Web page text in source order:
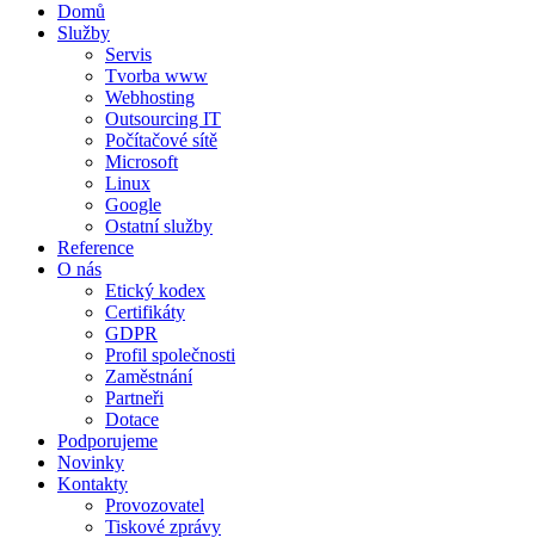
Domů
Služby
Servis
Tvorba www
Webhosting
Outsourcing IT
Počítačové sítě
Microsoft
Linux
Google
Ostatní služby
Reference
O nás
Etický kodex
Certifikáty
GDPR
Profil společnosti
Zaměstnání
Partneři
Dotace
Podporujeme
Novinky
Kontakty
Provozovatel
Tiskové zprávy